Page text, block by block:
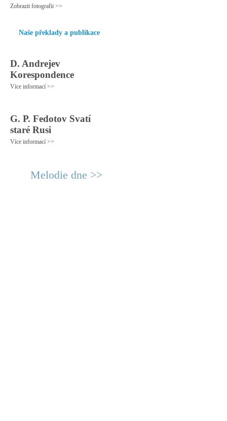
Zobrazit fotografii >>
Naše překlady a publikace
D. Andrejev
Korespondence
Více informací >>
G. P. Fedotov Svatí
staré Rusi
Více informací >>
Melodie dne >>